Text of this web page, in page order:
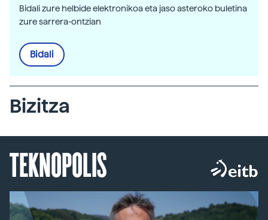
Bidali zure helbide elektronikoa eta jaso asteroko buletina
zure sarrera-ontzian
Bidali
Bizitza
TEKNOPOLIS